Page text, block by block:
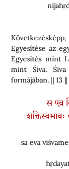
Egyesítése az
Egyesítés mint
mint Śiva. Śiva
formájában. || 13 ||
स एव
sa eva